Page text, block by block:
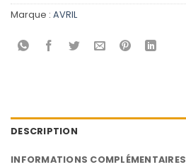
Marque : AVRIL
DESCRIPTION
INFORMATIONS COMPLÉMENTAIRES